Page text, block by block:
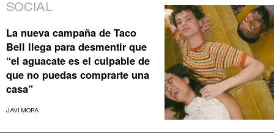
SOCIAL
La nueva campaña de Taco
Bell llega para desmentir que
“el aguacate es el culpable de
que no puedas comprarte una
casa”
JAVI MORA